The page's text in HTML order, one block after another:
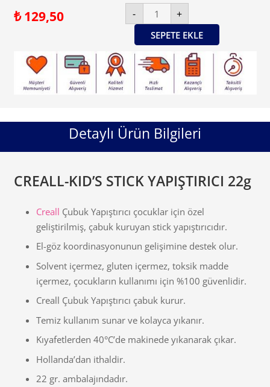
₺129,50 -
CREALL-
KID'S
STICK
YAPIŞTIRICI
22g
+
SEPETE EKLE
Detaylı Ürün Bilgileri
CREALL-KID’S STICK YAPIŞTIRICI 22g
Creall Çubuk Yapıştırıcı çocuklar için özel
geliştirilmiş, çabuk kuruyan stick yapıştırıcıdır.
El-göz koordinasyonunun gelişimine destek olur.
Solvent içermez, gluten içermez, toksik madde
içermez, çocukların kullanımı için %100 güvenlidir.
Creall Çubuk Yapıştırıcı çabuk kurur.
Temiz kullanım sunar ve kolayca yıkanır.
Kıyafetlerden 40°C’de makinede yıkanarak çıkar.
Hollanda’dan ithaldir.
22 gr. ambalajındadır.